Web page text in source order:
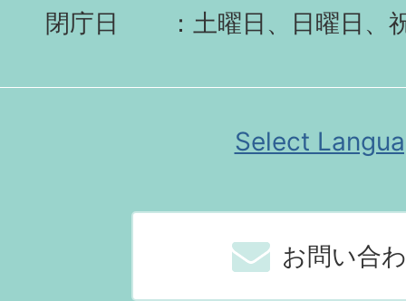
閉庁日 土曜日、日曜日、
Select
お問い合